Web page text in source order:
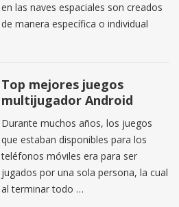
en las naves espaciales son creados
de manera específica o individual
Top mejores juegos
multijugador Android
Durante muchos años, los juegos
que estaban disponibles para los
teléfonos móviles era para ser
jugados por una sola persona, la cual
al terminar todo …